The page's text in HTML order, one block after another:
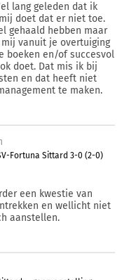
lang geleden dat ik
doet dat er niet toe.
gehaald hebben maar
vanuit je overtuiging
boeken en/of succesvol
doet. Dat mis ik bij
en dat heeft niet
te maken.
Fortuna Sittard 3-0 (2-0)
een kwestie van
en wellicht niet
aanstellen.